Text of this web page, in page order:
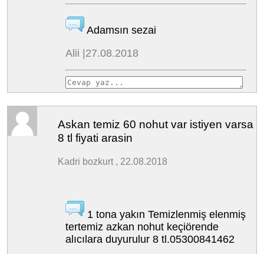
Adamsın sezai
Alii |27.08.2018
Askan temiz 60 nohut var istiyen varsa
8 tl fiyati arasin
Kadri bozkurt , 22.08.2018
1 tona yakın Temizlenmiş elenmiş
tertemiz azkan nohut keçiörende
alıcılara duyurulur 8 tl.05300841462